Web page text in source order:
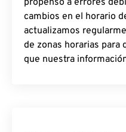
propenso a errores
cambios en el horario
actualizamos
de zonas horarias para
que nuestra